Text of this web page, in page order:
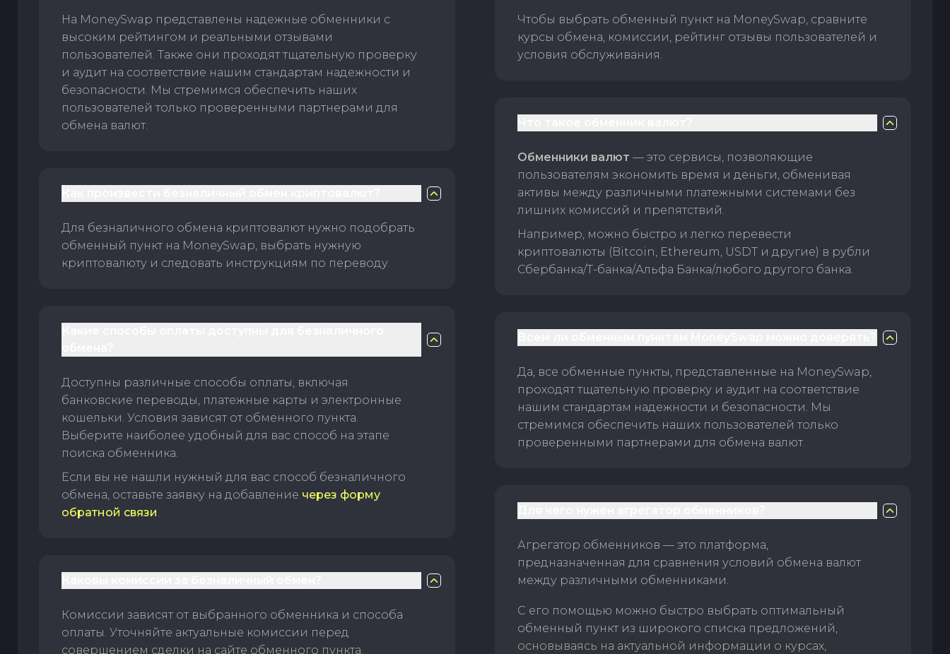
На MoneySwap представлены надежные обменники с
высоким рейтингом и реальными отзывами
пользователей. Также они проходят тщательную проверку
и аудит на соответствие нашим стандартам надежности и
безопасности. Мы стремимся обеспечить наших
пользователей только проверенными партнерами для
обмена валют.
Для безналичного обмена криптовалют нужно подобрать
обменный пункт на MoneySwap, выбрать нужную
криптовалюту и следовать инструкциям по переводу.
Доступны различные способы оплаты, включая
банковские переводы, платежные карты и электронные
кошельки. Условия зависят от обменного пункта.
Выберите наиболее удобный для вас способ на этапе
поиска обменника.
Если вы не нашли нужный для вас способ безналичного
обмена, оставьте заявку на добавление через форму
обратной связи.
Комиссии зависят от выбранного обменника и способа
оплаты. Уточняйте актуальные комиссии перед
совершением сделки на сайте обменного пункта.
Чтобы выбрать обменный пункт на MoneySwap, сравните
курсы обмена, комиссии, рейтинг отзывы пользователей и
условия обслуживания.
Обменники валют — это сервисы, позволяющие
пользователям экономить время и деньги, обменивая
активы между различными платежными системами без
лишних комиссий и препятствий.
Например, можно быстро и легко перевести
криптовалюты (Bitcoin, Ethereum, USDT и другие) в рубли
Сбербанка/Т-банка/Альфа Банка/любого другого банка.
Да, все обменные пункты, представленные на MoneySwap,
проходят тщательную проверку и аудит на соответствие
нашим стандартам надежности и безопасности. Мы
стремимся обеспечить наших пользователей только
проверенными партнерами для обмена валют.
Агрегатор обменников — это платформа,
предназначенная для сравнения условий обмена валют
между различными обменниками.
С его помощью можно быстро выбрать оптимальный
обменный пункт из широкого списка предложений,
основываясь на актуальной информации о курсах,